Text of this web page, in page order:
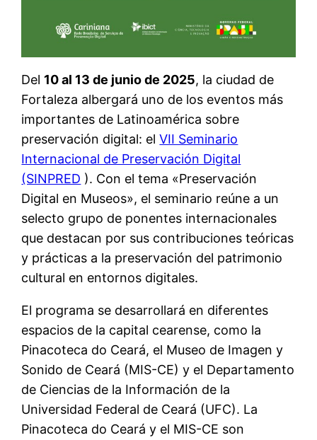
Del 10 al 13 de junio de 2025, la ciudad de
Fortaleza albergará uno de los eventos más
importantes de Latinoamérica sobre
preservación digital: elVII Seminario
Internacional de Preservación Digital
(SINPRED ). Con el tema «Preservación
Digital en Museos», el seminario reúne a un
selecto grupo de ponentes internacionales
que destacan por sus contribuciones teóricas
y prácticas a la preservación del patrimonio
cultural en entornos digitales.
El programa se desarrollará en diferentes
espacios de la capital cearense, como la
Pinacoteca do Ceará, el Museo de Imagen y
Sonido de Ceará (MIS-CE) y el Departamento
de Ciencias de la Información de la
Universidad Federal de Ceará (UFC). La
Pinacoteca do Ceará y el MIS-CE son